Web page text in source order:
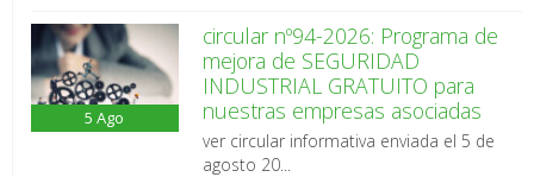
5 Ago
circular nº94-2026: Programa de
mejora de SEGURIDAD
INDUSTRIAL GRATUITO para
nuestras empresas asociadas
ver circular informativa enviada el 5 de
agosto 20...